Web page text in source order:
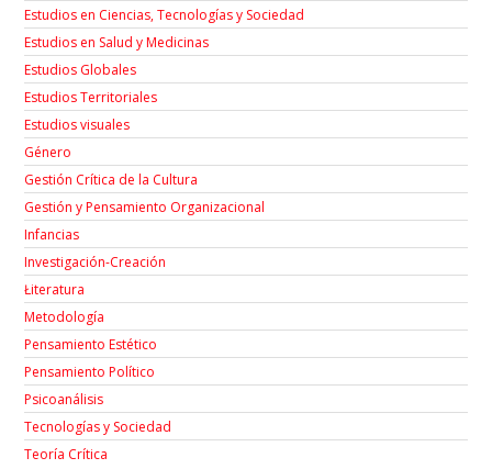
Estudios en Ciencias, Tecnologías y Sociedad
Estudios en Salud y Medicinas
Estudios Globales
Estudios Territoriales
Estudios visuales
Género
Gestión Crítica de la Cultura
Gestión y Pensamiento Organizacional
Infancias
Investigación-Creación
Łiteratura
Metodología
Pensamiento Estético
Pensamiento Político
Psicoanálisis
Tecnologías y Sociedad
Teoría Crítica